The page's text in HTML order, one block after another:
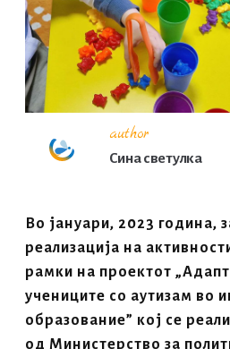
author
Сина светулка
Во јануари, 2023 година,
реализација на
рамки на проектот
учениците со аутизам во
образование” кој се
од Министерство за